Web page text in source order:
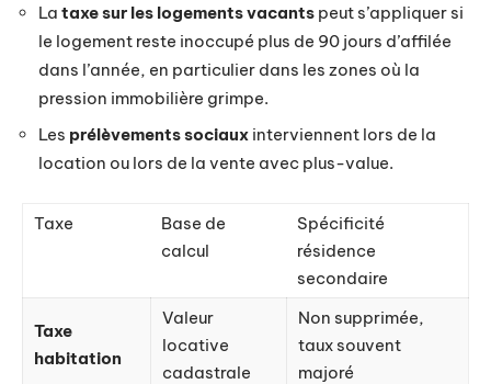
La taxe sur les logements vacants peut s’appliquer si
le logement reste inoccupé plus de 90 jours d’affilée
dans l’année, en particulier dans les zones où la
pression immobilière grimpe.
Les prélèvements sociaux interviennent lors de la
location ou lors de la vente avec plus-value.
Taxe
Base de
calcul
Spécificité
résidence
secondaire
Taxe
habitation
Valeur
locative
cadastrale
Non supprimée,
taux souvent
majoré